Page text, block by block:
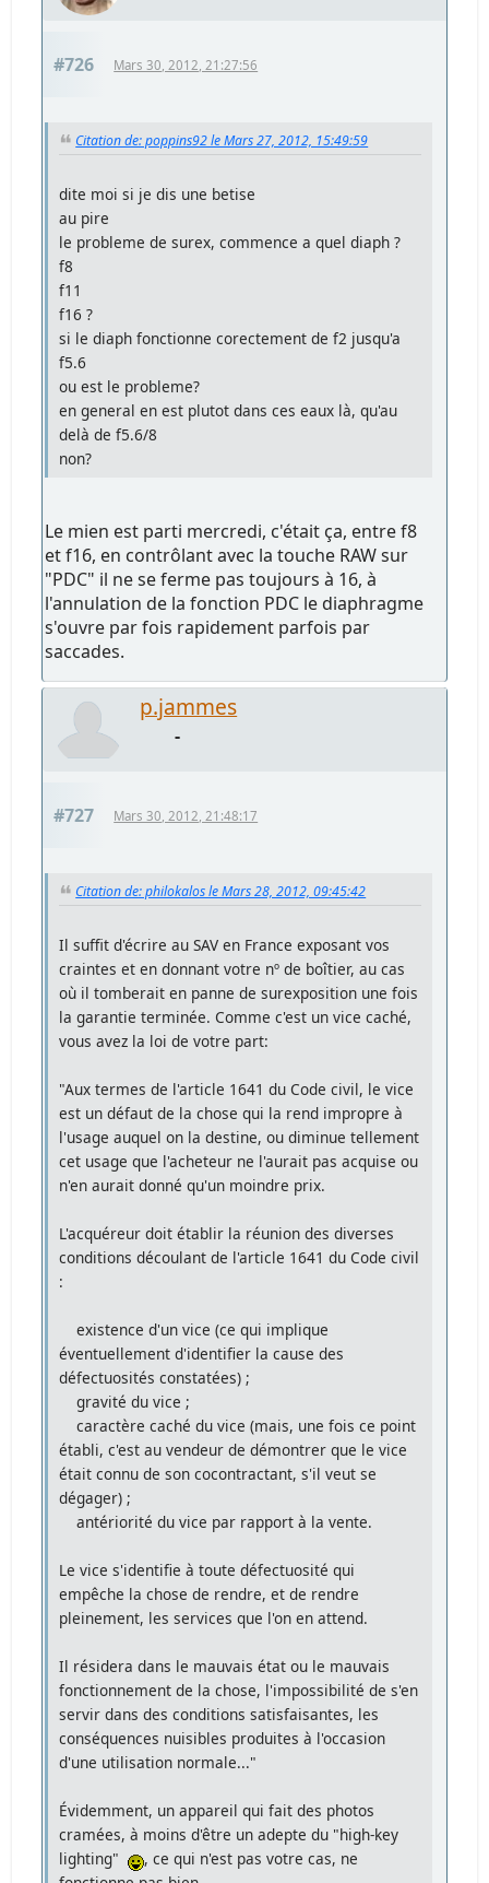
#726 Mars 30, 2012, 21:27:56
Citation de: poppins92 le Mars 27, 2012, 15:49:59
dite moi si je dis une betise
au pire
le probleme de surex, commence a quel diaph ?
f8
f11
f16 ?
si le diaph fonctionne corectement de f2 jusqu'a
f5.6
ou est le probleme?
en general en est plutot dans ces eaux là, qu'au
delà de f5.6/8
non?
Le mien est parti mercredi, c'était ça, entre f8
et f16, en contrôlant avec la touche RAW sur
"PDC" il ne se ferme pas toujours à 16, à
l'annulation de la fonction PDC le diaphragme
s'ouvre par fois rapidement parfois par
saccades.
p.jammes
-
#727 Mars 30, 2012, 21:48:17
Citation de: philokalos le Mars 28, 2012, 09:45:42
Il suffit d'écrire au SAV en France exposant vos
craintes et en donnant votre nº de boîtier, au cas
où il tomberait en panne de surexposition une fois
la garantie terminée. Comme c'est un vice caché,
vous avez la loi de votre part:
"Aux termes de l'article 1641 du Code civil, le vice
est un défaut de la chose qui la rend impropre à
l'usage auquel on la destine, ou diminue tellement
cet usage que l'acheteur ne l'aurait pas acquise ou
n'en aurait donné qu'un moindre prix.
L'acquéreur doit établir la réunion des diverses
conditions découlant de l'article 1641 du Code civil
:
existence d'un vice (ce qui implique
éventuellement d'identifier la cause des
défectuosités constatées) ;
gravité du vice ;
caractère caché du vice (mais, une fois ce point
établi, c'est au vendeur de démontrer que le vice
était connu de son cocontractant, s'il veut se
dégager) ;
antériorité du vice par rapport à la vente.
Le vice s'identifie à toute défectuosité qui
empêche la chose de rendre, et de rendre
pleinement, les services que l'on en attend.
Il résidera dans le mauvais état ou le mauvais
fonctionnement de la chose, l'impossibilité de s'en
servir dans des conditions satisfaisantes, les
conséquences nuisibles produites à l'occasion
d'une utilisation normale..."
Évidemment, un appareil qui fait des photos
cramées, à moins d'être un adepte du "high-key
lighting"
, ce qui n'est pas votre cas, ne